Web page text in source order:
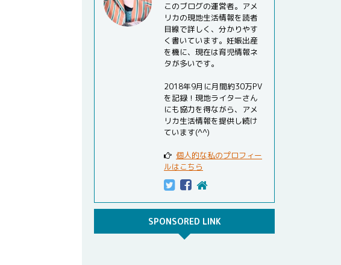
このブログの運営者。アメ
リカの現地生活情報を読者
目線で詳しく、分かりやす
く書いています。妊娠出産
を機に、現在は育児情報ネ
タが多いです。
2018年9月に月間約30万PV
を記録！現地ライターさん
にも協力を得ながら、アメ
リカ生活情報を提供し続け
ています(^^)
個人的な私のプロフィー
ルはこちら
SPONSORED LINK